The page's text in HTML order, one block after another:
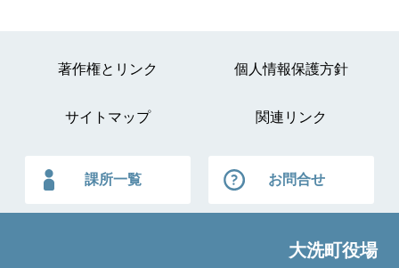
著作権とリンク 個人情報保護方針
サイトマップ 関連リンク
課所一覧 お問合せ
大洗町役場